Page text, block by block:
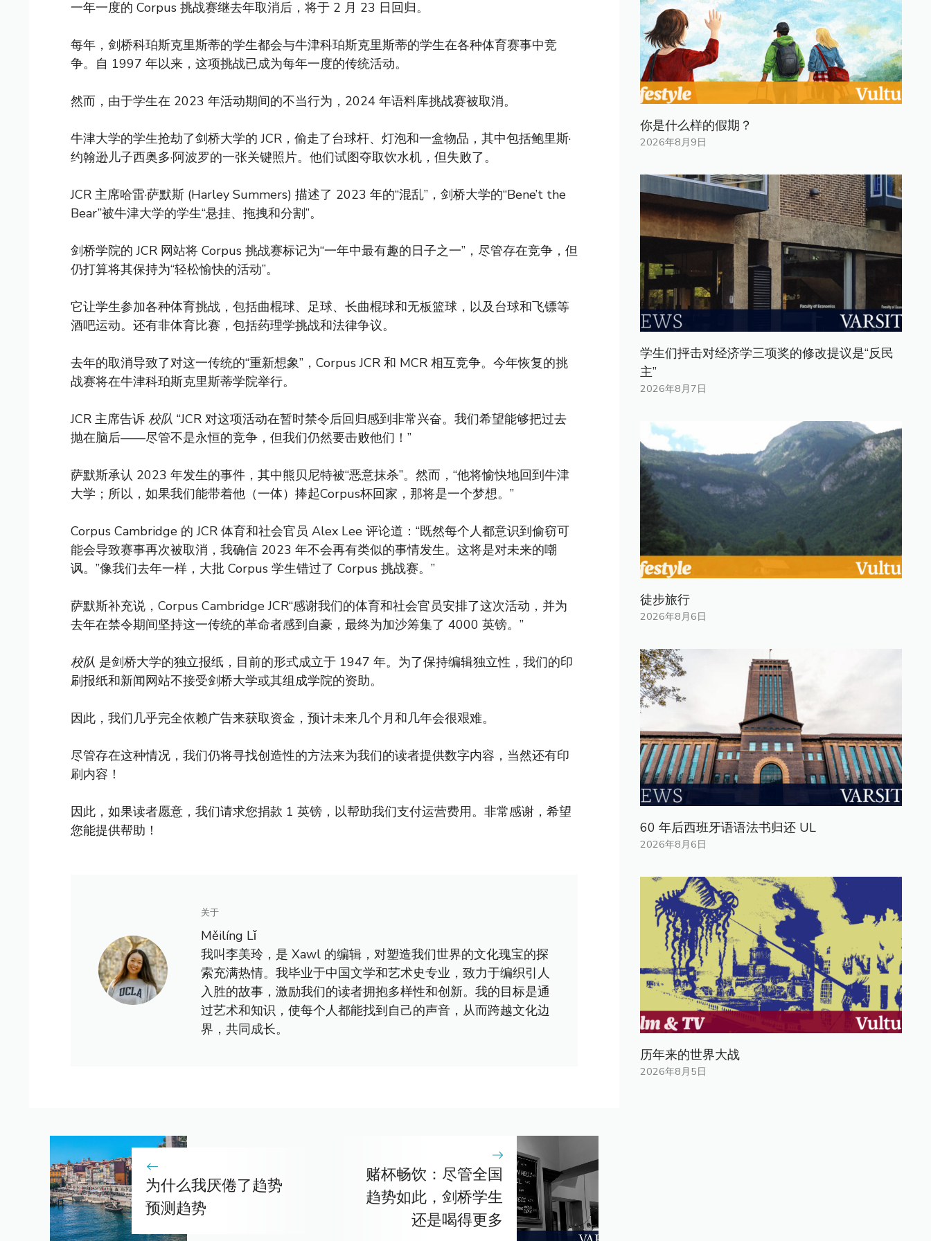
一年一度的 Corpus 挑战赛继去年取消后，将于 2 月 23 日回归。
每年，剑桥科珀斯克里斯蒂的学生都会与牛津科珀斯克里斯蒂的学生在各种体育赛事中竞
争。自 1997 年以来，这项挑战已成为每年一度的传统活动。
然而，由于学生在 2023 年活动期间的不当行为，2024 年语料库挑战赛被取消。
牛津大学的学生抢劫了剑桥大学的 JCR，偷走了台球杆、灯泡和一盒物品，其中包括鲍里斯·
约翰逊儿子西奥多·阿波罗的一张关键照片。他们试图夺取饮水机，但失败了。
JCR 主席哈雷·萨默斯 (Harley Summers) 描述了 2023 年的“混乱”，剑桥大学的“Bene’t the
Bear”被牛津大学的学生“悬挂、拖拽和分割”。
剑桥学院的 JCR 网站将 Corpus 挑战赛标记为“一年中最有趣的日子之一”，尽管存在竞争，但
仍打算将其保持为“轻松愉快的活动”。
它让学生参加各种体育挑战，包括曲棍球、足球、长曲棍球和无板篮球，以及台球和飞镖等
酒吧运动。还有非体育比赛，包括药理学挑战和法律争议。
去年的取消导致了对这一传统的“重新想象”，Corpus JCR 和 MCR 相互竞争。今年恢复的挑
战赛将在牛津科珀斯克里斯蒂学院举行。
JCR 主席告诉 校队 “JCR 对这项活动在暂时禁令后回归感到非常兴奋。我们希望能够把过去
抛在脑后——尽管不是永恒的竞争，但我们仍然要击败他们！”
萨默斯承认 2023 年发生的事件，其中熊贝尼特被“恶意抹杀”。然而，“他将愉快地回到牛津
大学；所以，如果我们能带着他（一体）捧起Corpus杯回家，那将是一个梦想。”
Corpus Cambridge 的 JCR 体育和社会官员 Alex Lee 评论道：“既然每个人都意识到偷窃可
能会导致赛事再次被取消，我确信 2023 年不会再有类似的事情发生。这将是对未来的嘲
讽。”像我们去年一样，大批 Corpus 学生错过了 Corpus 挑战赛。”
萨默斯补充说，Corpus Cambridge JCR“感谢我们的体育和社会官员安排了这次活动，并为
去年在禁令期间坚持这一传统的革命者感到自豪，最终为加沙筹集了 4000 英镑。”
校队 是剑桥大学的独立报纸，目前的形式成立于 1947 年。为了保持编辑独立性，我们的印
刷报纸和新闻网站不接受剑桥大学或其组成学院的资助。
因此，我们几乎完全依赖广告来获取资金，预计未来几个月和几年会很艰难。
尽管存在这种情况，我们仍将寻找创造性的方法来为我们的读者提供数字内容，当然还有印
刷内容！
因此，如果读者愿意，我们请求您捐款 1 英镑，以帮助我们支付运营费用。非常感谢，希望
您能提供帮助！
关于
Měilíng Lǐ
我叫李美玲，是 Xawl 的编辑，对塑造我们世界的文化瑰宝的探
索充满热情。我毕业于中国文学和艺术史专业，致力于编织引人
入胜的故事，激励我们的读者拥抱多样性和创新。我的目标是通
过艺术和知识，使每个人都能找到自己的声音，从而跨越文化边
界，共同成长。
为什么我厌倦了趋势
预测趋势
赌杯畅饮：尽管全国
趋势如此，剑桥学生
还是喝得更多
你是什​​么样的假期？
2026年8月9日
学生们抨击对经济学三项奖的修改提议是“反民
主”
2026年8月7日
徒步旅行
2026年8月6日
60 年后西班牙语语法书归还 UL
2026年8月6日
历年来的世界大战
2026年8月5日